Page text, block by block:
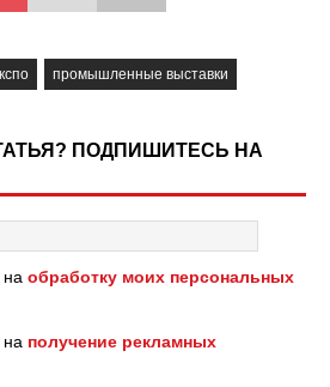
промышленные выставки
ПОДПИШИТЕСЬ НА
обработку моих персональных
получение рекламных